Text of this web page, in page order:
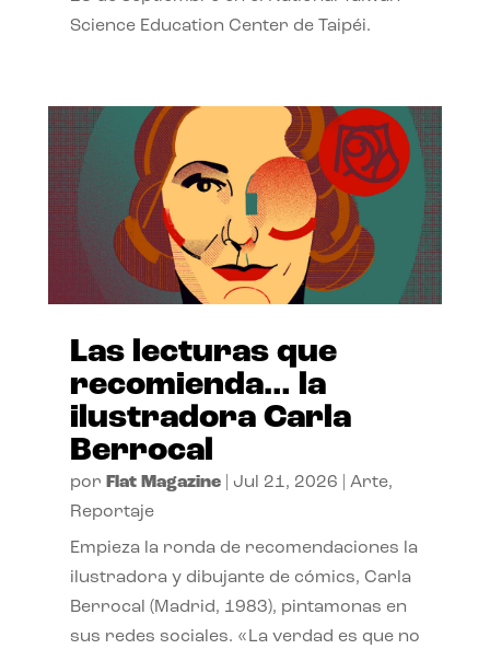
Science Education Center de Taipéi.
Las lecturas que
recomienda… la
ilustradora Carla
Berrocal
por Flat Magazine| Jul 21, 2026 Arte,
Reportaje
Empieza la ronda de recomendaciones la
ilustradora y dibujante de cómics, Carla
Berrocal (Madrid, 1983), pintamonas en
sus redes sociales. «La verdad es que no